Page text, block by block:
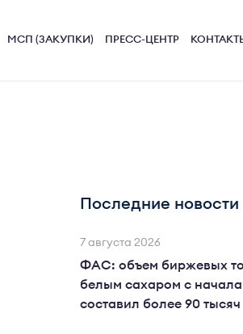
МСП (ЗАКУПКИ) ПРЕСС-ЦЕНТР
Последние новости
7 августа 2026
ФАС: объем биржевых
белым сахаром с начала
составил более 90 тысяч